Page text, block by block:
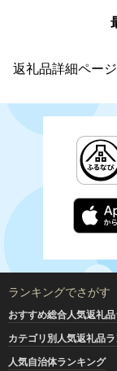
返礼品詳細ペー
ランキングでさがす
おすすめ総合人気返礼
カテゴリ別人気返礼品
人気自治体ランキング